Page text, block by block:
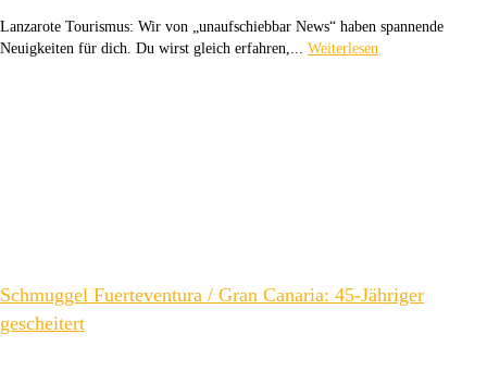
Lanzarote Tourismus: Wir von „unaufschiebbar News“ haben spannende
Neuigkeiten für dich. Du wirst gleich erfahren,... Weiterlesen
Schmuggel Fuerteventura / Gran Canaria: 45-Jähriger
gescheitert